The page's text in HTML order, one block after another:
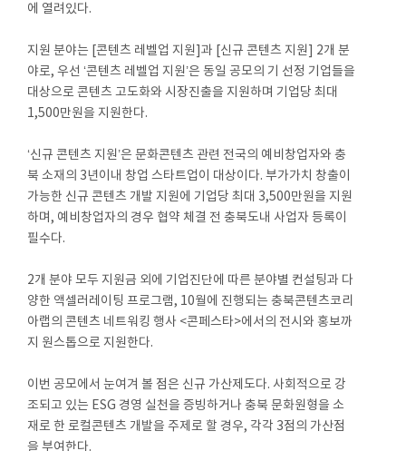
에 열려있다.
지원 분야는 [콘텐츠 레벨업 지원]과 [신규 콘텐츠 지원] 2개 분
야로, 우선 ‘콘텐츠 레벨업 지원’은 동일 공모의 기 선정 기업들을
대상으로 콘텐츠 고도화와 시장진출을 지원하며 기업당 최대
1,500만원을 지원한다.
‘신규 콘텐츠 지원’은 문화콘텐츠 관련 전국의 예비창업자와 충
북 소재의 3년이내 창업 스타트업이 대상이다. 부가가치 창출이
가능한 신규 콘텐츠 개발 지원에 기업당 최대 3,500만원을 지원
하며, 예비창업자의 경우 협약 체결 전 충북도내 사업자 등록이
필수다.
2개 분야 모두 지원금 외에 기업진단에 따른 분야별 컨설팅과 다
양한 액셀러레이팅 프로그램, 10월에 진행되는 충북콘텐츠코리
아랩의 콘텐츠 네트워킹 행사 <콘페스타>에서의 전시와 홍보까
지 원스톱으로 지원한다.
이번 공모에서 눈여겨 볼 점은 신규 가산제도다. 사회적으로 강
조되고 있는 ESG 경영 실천을 증빙하거나 충북 문화원형을 소
재로 한 로컬콘텐츠 개발을 주제로 할 경우, 각각 3점의 가산점
을 부여한다.